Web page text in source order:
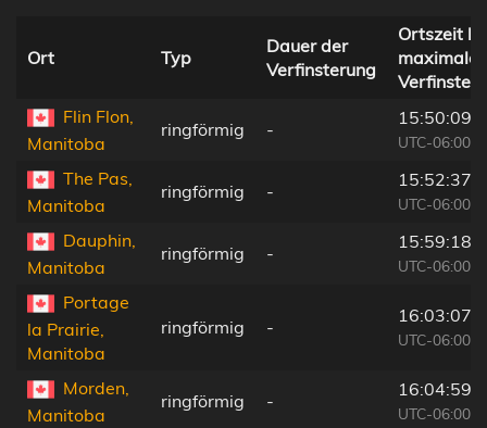
Ort Typ
Dauer der
Verfinsterung
Ortszeit
maximaler
Flin Flon,
Manitoba
ringförmig -
15:50:09
UTC-06:00
The Pas,
Manitoba
ringförmig -
15:52:37
UTC-06:00
Dauphin,
Manitoba
ringförmig -
15:59:18
UTC-06:00
Portage
la Prairie,
Manitoba
ringförmig -
16:03:07
UTC-06:00
Morden,
Manitoba
ringförmig -
16:04:59
UTC-06:00